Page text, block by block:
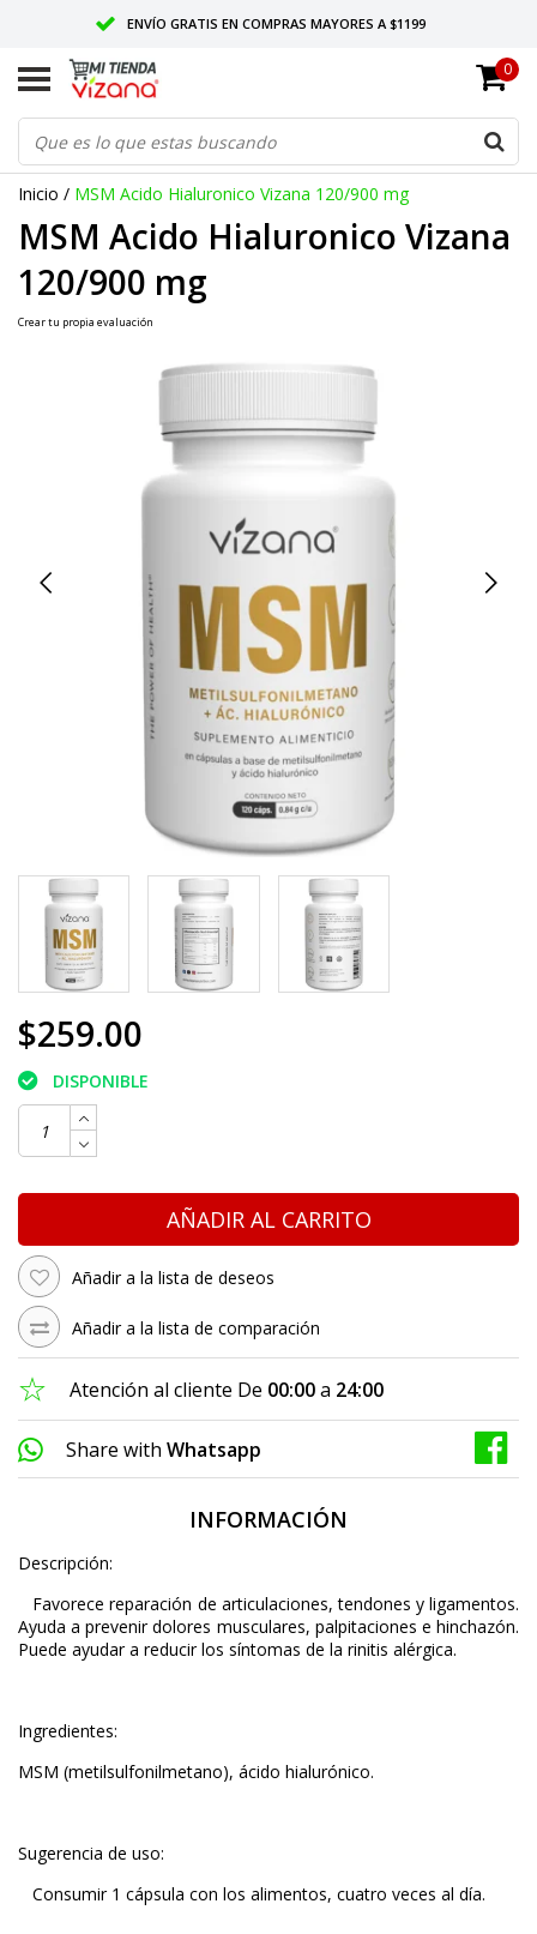
ENVÍO GRATIS EN COMPRAS MAYORES A $1199
CALIDAD VIZANA GARANTIZADA
0
Inicio / MSM Acido Hialuronico Vizana 120/900 mg
MSM Acido Hialuronico Vizana
120/900 mg
Crear tu propia evaluación
$259.00
DISPONIBLE
AÑADIR AL CARRITO
Añadir a la lista de deseos
Añadir a la lista de comparación
Atención al cliente De 00:00a 24:00
Share with Whatsapp
INFORMACIÓN
Descripción:
Favorece reparación de articulaciones, tendones y ligamentos.
Ayuda a prevenir dolores musculares, palpitaciones e hinchazón.
Puede ayudar a reducir los síntomas de la rinitis alérgica.
Ingredientes:
MSM (metilsulfonilmetano), ácido hialurónico.
Sugerencia de uso:
Consumir 1 cápsula con los alimentos, cuatro veces al día.